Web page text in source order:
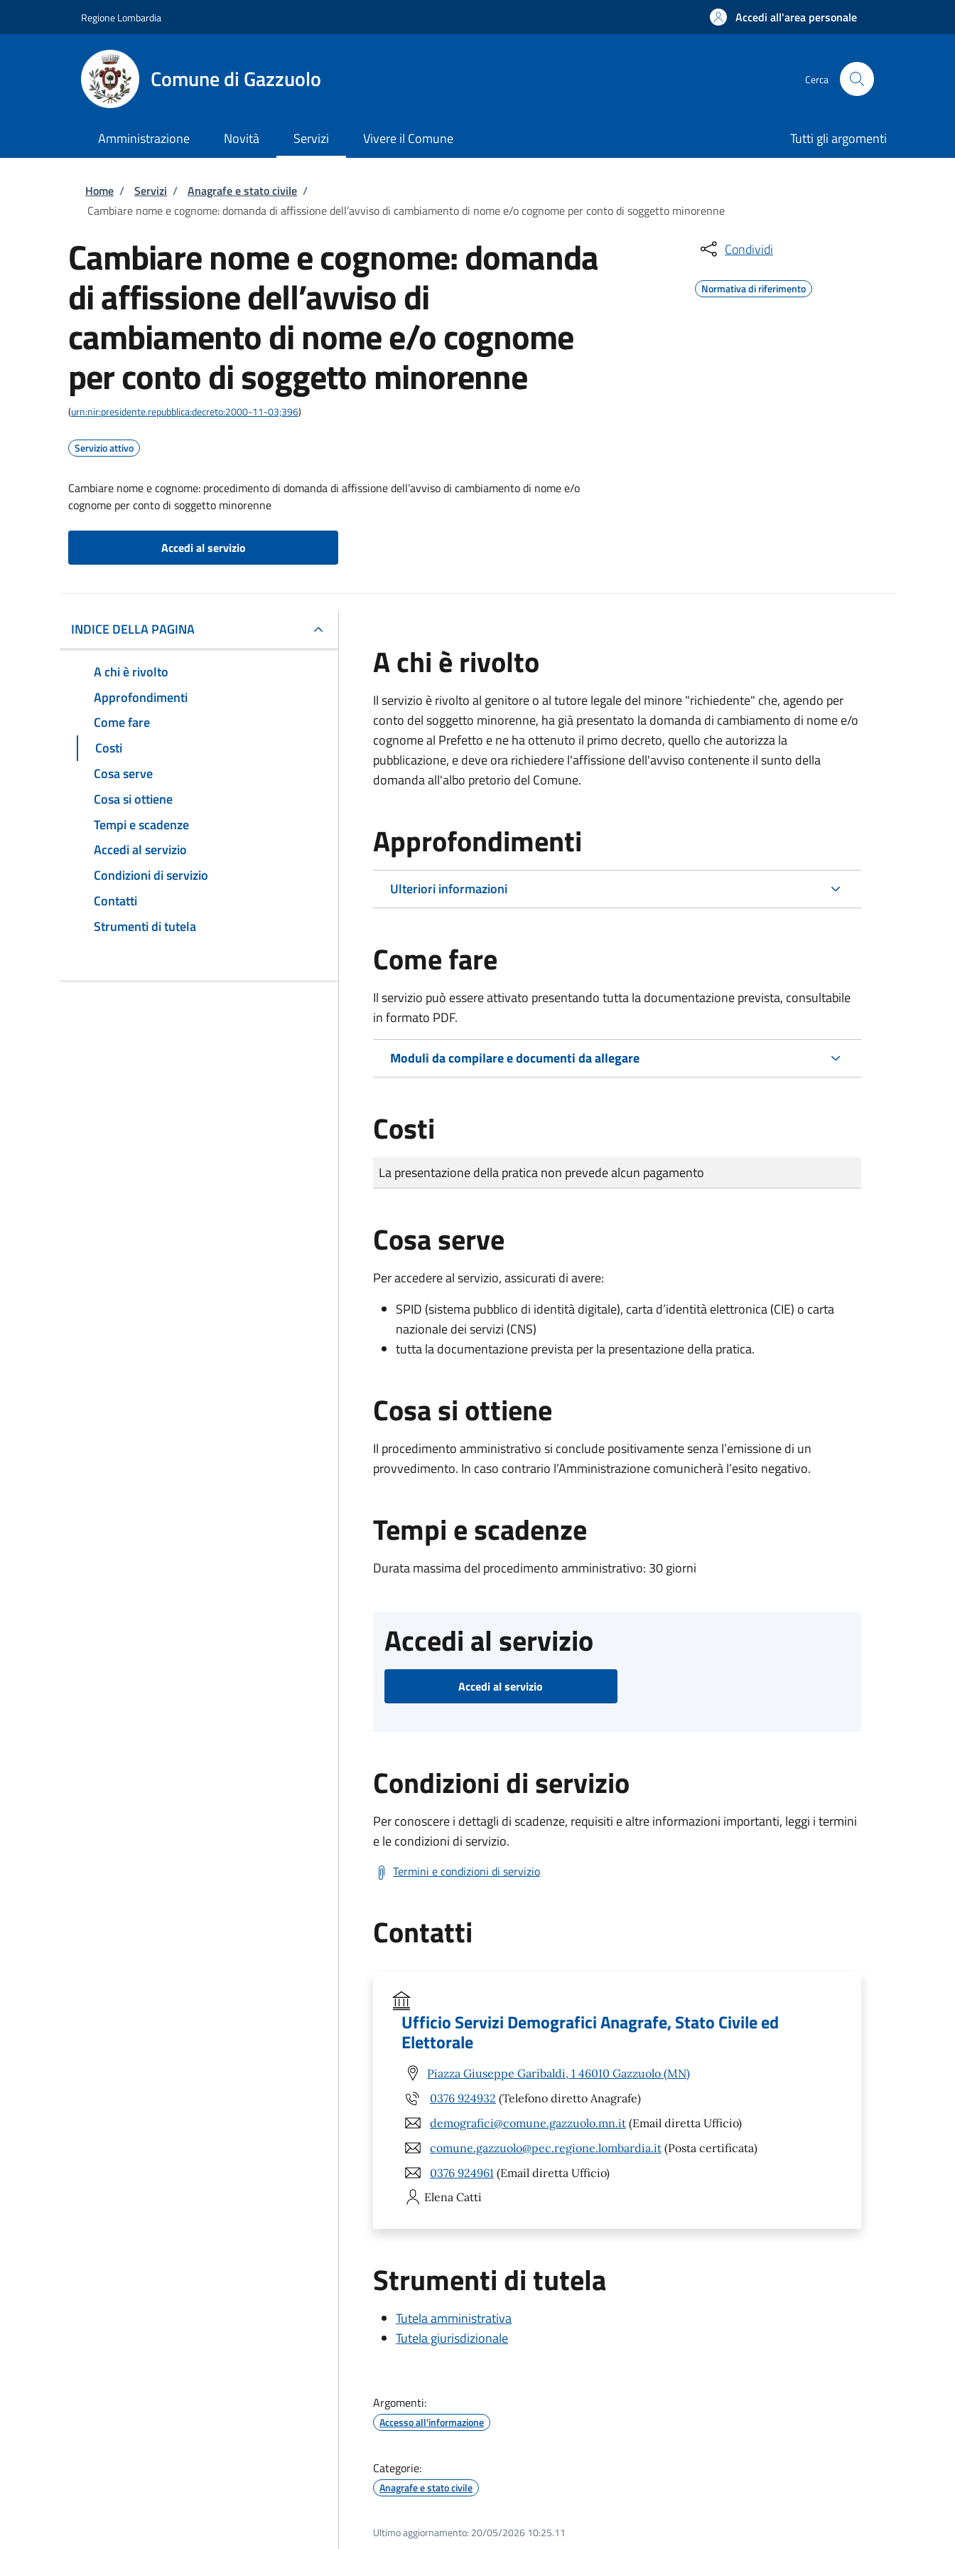
Regione Lombardia Accedi all'area personale
Comune di Gazzuolo Cerca
Amministrazione Novità Servizi Vivere il Comune Tutti gli argomenti
Briciole di pane
Home / Servizi / Anagrafe e stato civile /
Cambiare nome e cognome: domanda di affissione dell’avviso di cambiamento di nome e/o cognome per conto di soggetto minorenne
Cambiare nome e cognome: domanda
di affissione dell’avviso di
cambiamento di nome e/o cognome
per conto di soggetto minorenne
(urn:nir:presidente.repubblica:decreto:2000-11-03;396)
Servizio attivo
Cambiare nome e cognome: procedimento di domanda di affissione dell’avviso di cambiamento di nome e/o
cognome per conto di soggetto minorenne
Accedi al servizio
Condividi
Normativa di riferimento
INDICE DELLA PAGINA
A chi è rivolto
Approfondimenti
Come fare
Costi
Cosa serve
Cosa si ottiene
Tempi e scadenze
Accedi al servizio
Condizioni di servizio
Contatti
Strumenti di tutela
A chi è rivolto
Il servizio è rivolto al genitore o al tutore legale del minore "richiedente" che, agendo per
conto del soggetto minorenne, ha già presentato la domanda di cambiamento di nome e/o
cognome al Prefetto e ne ha ottenuto il primo decreto, quello che autorizza la
pubblicazione, e deve ora richiedere l'affissione dell'avviso contenente il sunto della
domanda all'albo pretorio del Comune.
Approfondimenti
Ulteriori informazioni
Come fare
Il servizio può essere attivato presentando tutta la documentazione prevista, consultabile
in formato PDF.
Moduli da compilare e documenti da allegare
Costi
Tipo di pagamento
Importo
La presentazione della pratica non prevede alcun pagamento
Cosa serve
Per accedere al servizio, assicurati di avere:
SPID (sistema pubblico di identità digitale), carta d’identità elettronica (CIE) o carta
nazionale dei servizi (CNS)
tutta la documentazione prevista per la presentazione della pratica.
Cosa si ottiene
Il procedimento amministrativo si conclude positivamente senza l’emissione di un
provvedimento. In caso contrario l’Amministrazione comunicherà l’esito negativo.
Tempi e scadenze
Durata massima del procedimento amministrativo: 30 giorni
Accedi al servizio
Accedi al servizio
Condizioni di servizio
Per conoscere i dettagli di scadenze, requisiti e altre informazioni importanti, leggi i termini
e le condizioni di servizio.
Termini e condizioni di servizio
Contatti
Ufficio Servizi Demografici Anagrafe, Stato Civile ed
Elettorale
Piazza Giuseppe Garibaldi, 1 46010 Gazzuolo (MN)
0376 924932 (Telefono diretto Anagrafe)
demografici@comune.gazzuolo.mn.it (Email diretta Ufficio)
comune.gazzuolo@pec.regione.lombardia.it (Posta certificata)
0376 924961 (Email diretta Ufficio)
Elena Catti
Strumenti di tutela
Tutela amministrativa
Tutela giurisdizionale
Argomenti:
Accesso all'informazione
Categorie:
Anagrafe e stato civile
Ultimo aggiornamento: 20/05/2026 10:25.11